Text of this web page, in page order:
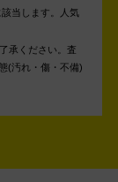
当します。人気
承ください。 査
(汚れ・傷・不備)